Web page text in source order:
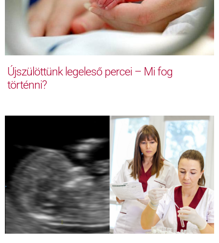
Újszülöttünk legeleső percei – Mi fog
történni?